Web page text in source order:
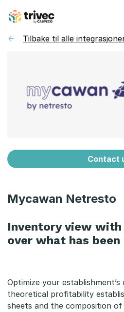
innhold
Tilbake til alle
Contact
Mycawan Netresto
Inventory view
over what has been
Optimize your
theoretical profitability
sheets and the composition